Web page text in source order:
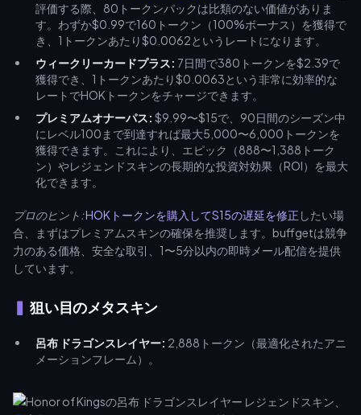
評価する際、80トークンパックは比類のない価値がありま
す。わずか$0.99で160トークン（100%ボーナス）を獲得で
き、1トークンあたり$0.0062というレートになります。
ウィークリーカードプラス: 7日間で380トークンを$2.39で
獲得でき、1トークンあたり$0.0063という非常に効率的な
レートでHOKトークンをチャージできます。
プレミアムオナーパス: $9.99〜$15で、90日間のシーズン中
にレベル100まで到達すれば最大5,000〜6,000トークンを
獲得できます。これにより、エピック（888〜1,388トーク
ン）やレジェンドスキンの長期的な投資対効果（ROI）を最大
化できます。
プロのヒント:HOKトークンを購入してS15の遅延を修正 したい場
合、まずはプレミアムスキンの確保を推奨します。buffgetは競争
力のある価格、安全な取引、1〜5分以内の即時メール配信を提供
しています。
狙い目のメタスキン
呂布 ドラゴンスレイヤー: 2,888トークン（最適化されたアニ
メーションフレーム）。